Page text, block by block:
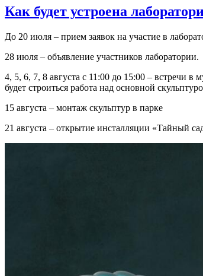
Как будет устроена
До 20 июля – прием заявок на участие в
28 июля – объявление участников лаборатории.
4, 5, 6, 7, 8 августа с 11:00 до 15:00 – встречи
будет строиться работа над основной
15 августа – монтаж скульптур в парке
21 августа – открытие инсталляции «Тайный